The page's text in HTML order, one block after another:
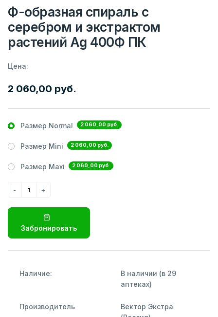
Ф-образная cпираль с
серебром и экстрактом
растений Ag 400Ф ПК
Цена:
2 060,00 руб.
Размер Normal 2 060,00 руб.
Размер Mini 2 060,00 руб.
Размер Maxi 2 060,00 руб.
Забронировать
Наличие:
В наличии (в 29
аптеках)
Производитель
Вектор Экстра